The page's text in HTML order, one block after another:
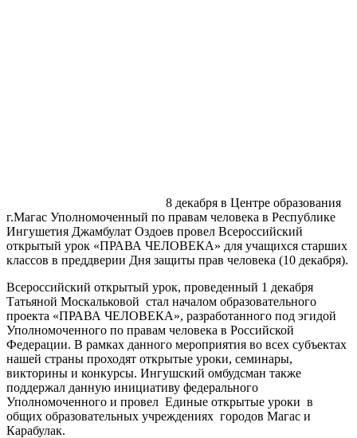
8 декабря в Центре образования
г.Магас Уполномоченный по правам человека в Республике
Ингушетия Джамбулат Оздоев провел Всероссийский
открытый урок «ПРАВА ЧЕЛОВЕКА» для учащихся старших
классов в преддверии Дня защиты прав человека (10 декабря).
Всероссийский открытый урок, проведенный 1 декабря
Татьяной Москальковой стал началом образовательного
проекта «ПРАВА ЧЕЛОВЕКА», разработанного под эгидой
Уполномоченного по правам человека в Российской
Федерации. В рамках данного мероприятия во всех субъектах
нашей страны проходят открытые уроки, семинары,
викторины и конкурсы. Ингушский омбудсман также
поддержал данную инициативу федерального
Уполномоченного и провел Единые открытые уроки в
общих образовательных учреждениях городов Магас и
Карабулак.